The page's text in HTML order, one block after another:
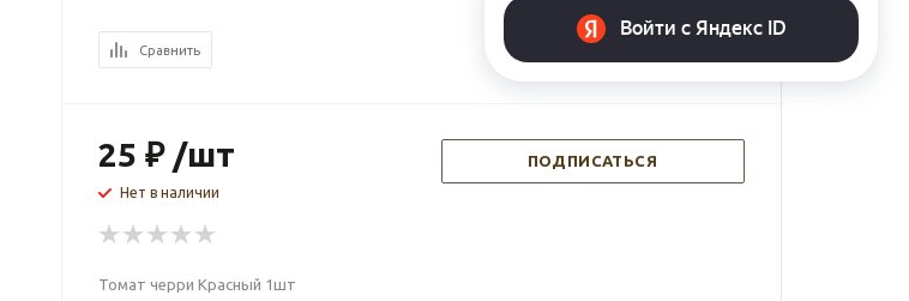
Сравнить
25 ₽ /шт
Нет в наличии
ПОДПИСАТЬСЯ
Томат черри Красный 1шт